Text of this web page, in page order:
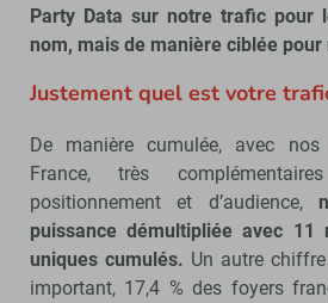
Party Data sur notre trafic pour
nom, mais de manière ciblée
Justement quel est votre
De manière cumulée, avec
France, très
positionnement et d’audience,
puissance démultipliée avec 11
uniques cumulés. Un autre
important, 17,4 % des foyers